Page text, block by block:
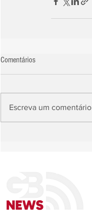
Comentários
Escreva um comentário